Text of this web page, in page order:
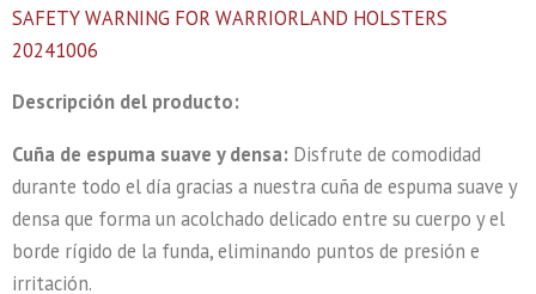
SAFETY WARNING FOR WARRIORLAND HOLSTERS
20241006
Descripción del producto:
Cuña de espuma suave y densa: Disfrute de comodidad
durante todo el día gracias a nuestra cuña de espuma suave y
densa que forma un acolchado delicado entre su cuerpo y el
borde rígido de la funda, eliminando puntos de presión e
irritación.